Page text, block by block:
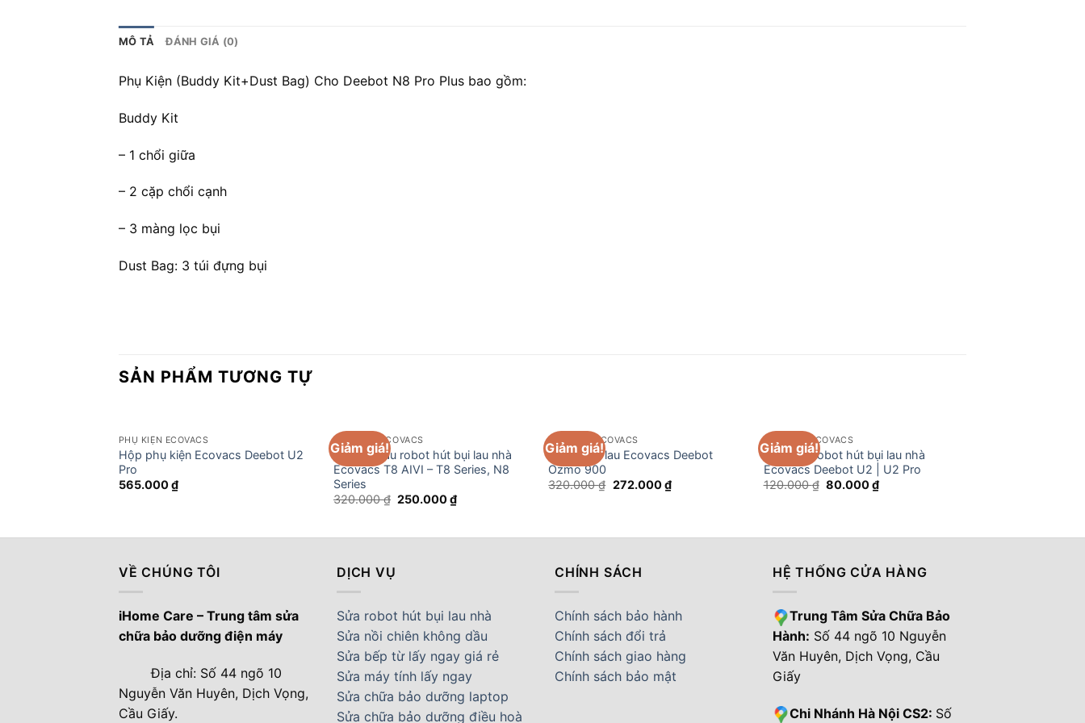
MÔ TẢ ĐÁNH GIÁ (0)
Phụ Kiện (Buddy Kit+Dust Bag) Cho Deebot N8 Pro Plus bao gồm:
Buddy Kit
– 1 chổi giữa
– 2 cặp chổi cạnh
– 3 màng lọc bụi
Dust Bag: 3 túi đựng bụi
SẢN PHẨM TƯƠNG TỰ
PHỤ KIỆN ECOVACS
Hộp phụ kiện Ecovacs Deebot U2
Pro
565.000₫
Giảm giá!
PHỤ KIỆN ECOVACS
Đế khăn lau robot hút bụi lau nhà
Ecovacs T8 AIVI – T8 Series, N8
Series
320.000₫ Giá
250.000₫Giá
Giảm giá!
PHỤ KIỆN ECOVACS
Hộp khăn lau Ecovacs Deebot
Ozmo 900
320.000₫ Giá
272.000₫Giá
hiện
Giảm giá!
PHỤ KIỆN ECOVACS
Khăn lau robot hút bụi lau nhà
Ecovacs Deebot U2 | U2 Pro
120.000₫ Giá
80.000₫Giá
hiện
VỀ CHÚNG TÔI
iHome Care – Trung tâm sửa
chữa bảo dưỡng điện máy
Địa chỉ: Số 44 ngõ 10
Nguyễn Văn Huyên, Dịch Vọng,
Cầu Giấy.
DỊCH VỤ
Sửa robot hút bụi lau nhà
Sửa nồi chiên không dầu
Sửa bếp từ lấy ngay giá rẻ
Sửa máy tính lấy ngay
Sửa chữa bảo dưỡng laptop
Sửa chữa bảo dưỡng điều hoà
CHÍNH SÁCH
Chính sách bảo hành
Chính sách đổi trả
Chính sách giao hàng
Chính sách bảo mật
HỆ THỐNG CỬA HÀNG
Trung Tâm Sửa Chữa Bảo
Hành: Số 44 ngõ 10 Nguyễn
Văn Huyên, Dịch Vọng, Cầu
Giấy
Chi Nhánh Hà Nội CS2: Số